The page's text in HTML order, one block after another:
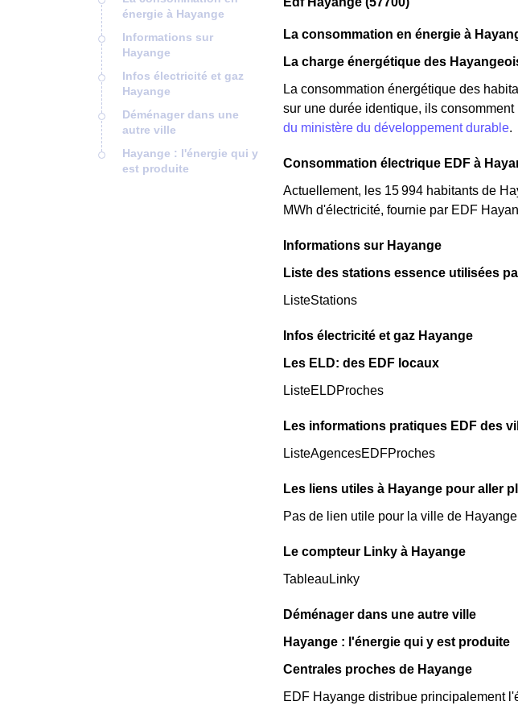
énergie à Hayange
Informations sur
Hayange
Infos électricité et gaz
Hayange
Déménager dans une
autre ville
Hayange : l'énergie qui y
est produite
La consommation en énergie à
La charge énergétique des
La consommation énergétique des
sur une durée identique, ils
du ministère du développement durable.
Consommation électrique EDF à
Actuellement, les 15 994 habitants de
MWh d'électricité, fournie par EDF
Informations sur Hayange
Liste des stations essence utilisées
ListeStations
Infos électricité et gaz Hayange
Les ELD: des EDF locaux
ListeELDProches
Les informations pratiques EDF des
ListeAgencesEDFProches
Les liens utiles à Hayange pour aller
Pas de lien utile pour la ville de Hayange
Le compteur Linky à Hayange
TableauLinky
Déménager dans une autre ville
Hayange : l'énergie qui y est produite
Centrales proches de Hayange
EDF Hayange distribue principalement